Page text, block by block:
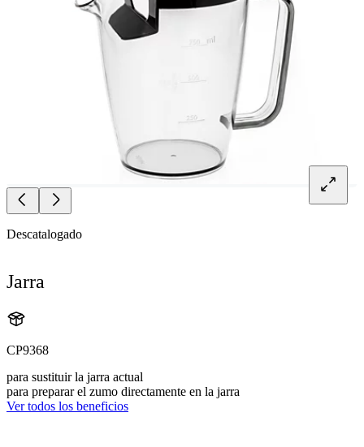
Descatalogado
Jarra
CP9368
para sustituir la jarra actual
para preparar el zumo directamente en la jarra
Ver todos los beneficios